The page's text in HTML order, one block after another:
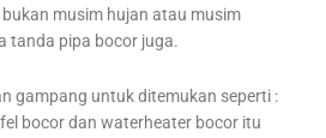
musim hujan atau musim
tanda pipa bocor juga.
gampang untuk ditemukan seperti :
bocor dan waterheater bocor itu